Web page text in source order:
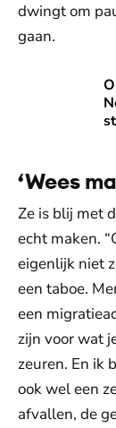
dwingt om
gaan.
Onderzoek
‘Wees
Ze is blij met
echt maken.
eigenlijk niet
een taboe.
een
zijn voor wat
zeuren. En ik
ook wel een
afvallen, de